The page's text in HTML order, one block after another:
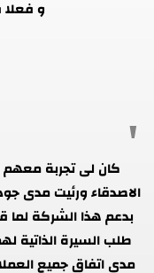
و فعلا
كان لى تجربة معهم
الاصدقاء ورئيت مدى
بدعم هذا الشركة لما
طلب السيرة
مدى اتفاق جميع